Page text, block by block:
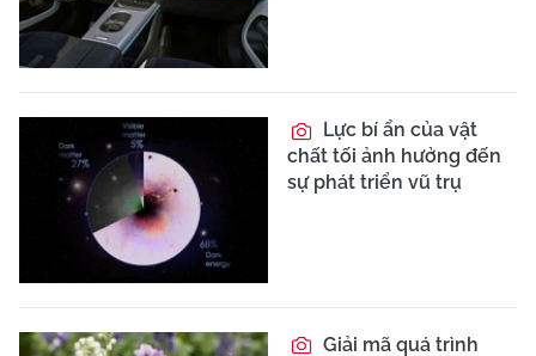
Lực bí ẩn của vật
chất tối ảnh hưởng đến
sự phát triển vũ trụ
Giải mã quá trình